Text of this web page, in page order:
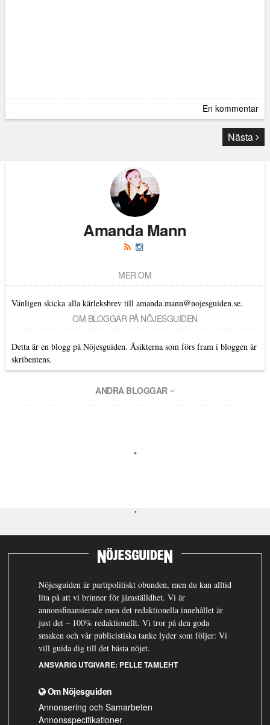
En kommentar
Nästa
Amanda Mann
MER OM
Vänligen skicka alla kärleksbrev till amanda.mann@nojesguiden.se.
OM BLOGGAR PÅ NÖJESGUIDEN
Detta är en blogg på Nöjesguiden. Åsikterna som förs fram i bloggen är
skribentens.
ANDRA BLOGGAR
Nöjesguiden är partipolitiskt obunden, men du kan alltid
lita på att vi brinner för jämställdhet. Vi är
annonsfinansierade men det redaktionella innehållet är
just det – 100% redaktionellt. Vi tror på den goda
smaken och vår publicistiska tanke lyder som följer: Vi
vill guida dig till det bästa nöjet.
ANSVARIG UTGIVARE: PELLE TAMLEHT
Om Nöjesguiden
Annonsering och Samarbeten
Annonsspecifikationer